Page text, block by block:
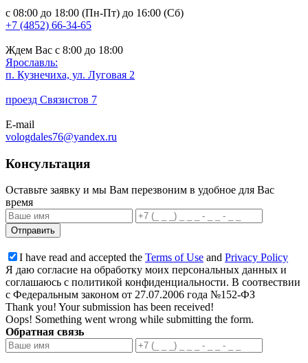
с 08:00 до 18:00 (Пн-Пт) до 16:00 (Сб)
+7 (4852) 66-34-65
Ждем Вас с 8:00 до 18:00
Ярославль:
п. Кузнечиха, ул. Луговая 2
проезд Связистов 7
E-mail
vologdales76@yandex.ru
Консультация
Оставьте заявку и мы Вам перезвоним в удобное для Вас
время
I have read and accepted the Terms of Use and Privacy Policy
Я даю согласие на обработку моих персональных данных и
соглашаюсь с политикой конфиденциальности. В соотвествии
с Федеральным законом от 27.07.2006 года №152-ФЗ
Thank you! Your submission has been received!
Oops! Something went wrong while submitting the form.
Обратная связь